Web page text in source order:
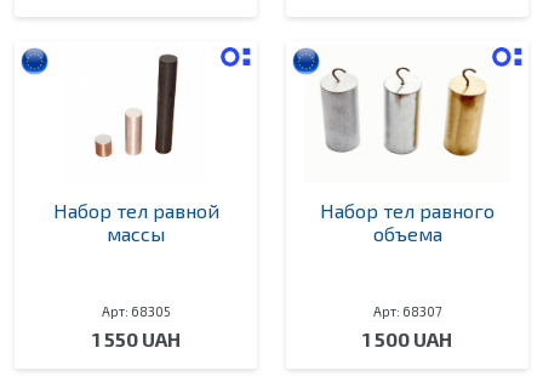
Набор тел равной
массы
Арт: 68305
1 550 UAH
Набор тел равного
объема
Арт: 68307
1 500 UAH